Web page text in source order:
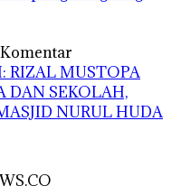
RIZAL MUSTOPA
DAN SEKOLAH,
NURUL HUDA